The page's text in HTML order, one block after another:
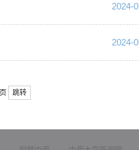
2024-
2024-
页 跳转